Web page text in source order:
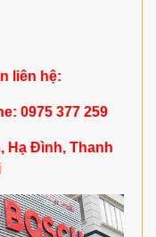
liên hệ:
0975 377 259
Hạ Đình, Thanh